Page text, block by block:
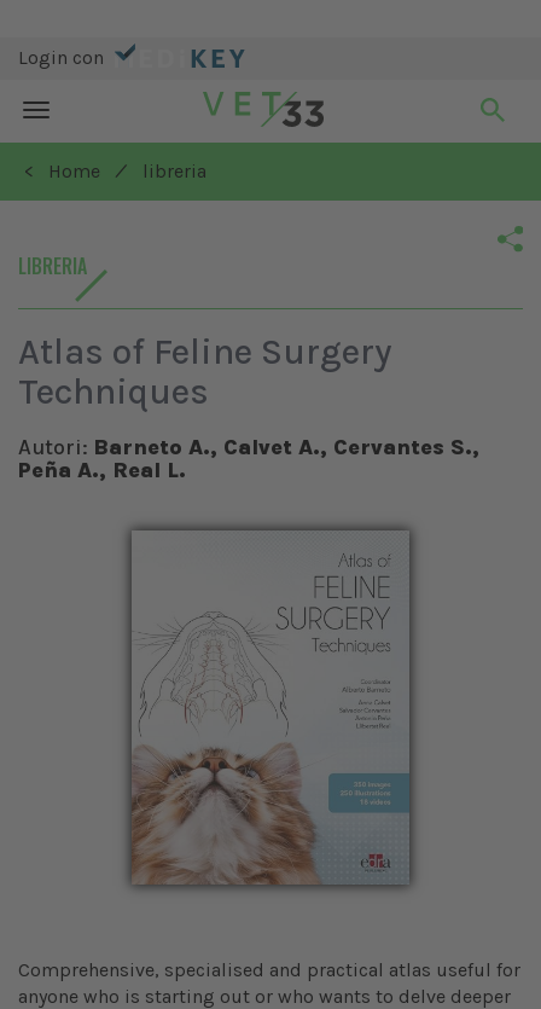
Login con
Toggle
navigation
< Home
/ libreria
LIBRERIA
Atlas of Feline Surgery
Techniques
Autori: Barneto A., Calvet A., Cervantes S.,
Peña A., Real L.
Comprehensive, specialised and practical atlas useful for
anyone who is starting out or who wants to delve deeper